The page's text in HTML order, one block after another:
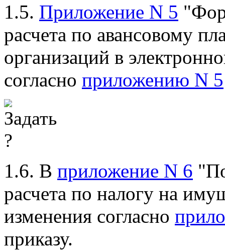
1.5. Приложение N 5
расчета по авансовому
организаций в
согласно приложению N 5
1.6. В приложение N 6
расчета по налогу на
изменения согласно
приказу.